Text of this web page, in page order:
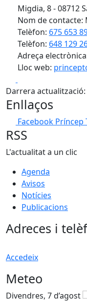
Migdia, 8 - 08712
Nom de contacte:
Telèfon: 675 653
Telèfon: 648 129
Adreça
Lloc web:
Darrera
Enllaços
Facebook Príncep
RSS
L'actualitat a un clic
Agenda
Avisos
Notícies
Publicacions
Adreces i
Accedeix
Meteo
Divendres, 7 d’agost